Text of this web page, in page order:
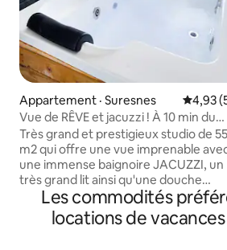
Appartement · Suresnes Note
4,93
Vue de RÊVE et jacuzzi ! À 10 min du
centre de PARIS !
Très grand et prestigieux studio de 55
m2 qui offre une vue imprenable
une immense baignoire JACUZZI, un
très grand lit ainsi qu'une douche
italienne. Situé dans un quartier
sûr à 10 minutes de la célèbre avenue
des Champs-Élysées (centre de
Les commodités
locations de